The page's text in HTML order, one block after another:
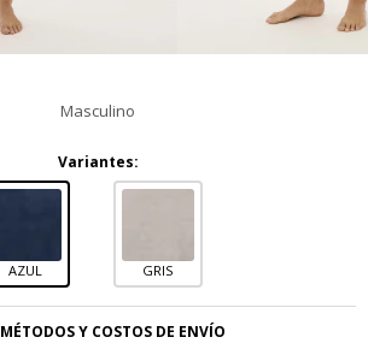
Masculino
Variantes:
AZUL GRIS
MÉTODOS Y COSTOS DE ENVÍO